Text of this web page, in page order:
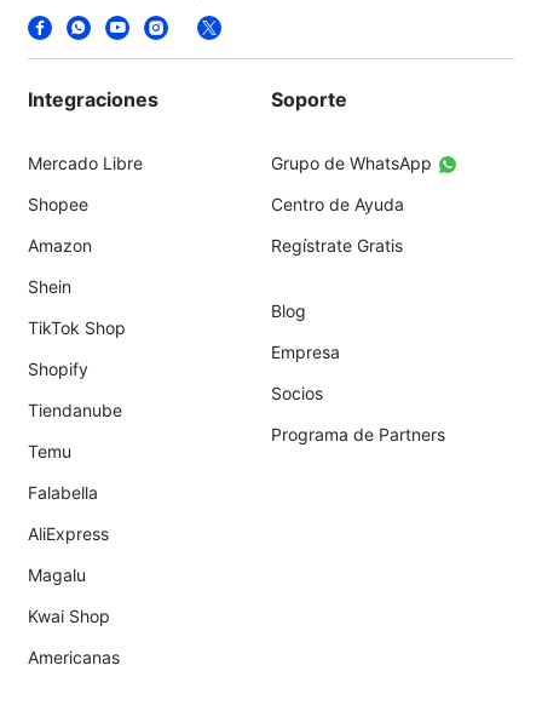
Integraciones
Mercado Libre
Shopee
Amazon
Shein
TikTok Shop
Shopify
Tiendanube
Temu
Falabella
AliExpress
Magalu
Kwai Shop
Americanas
Soporte
Grupo de WhatsApp
Centro de Ayuda
Regístrate Gratis
Blog
Empresa
Socios
Programa de Partners